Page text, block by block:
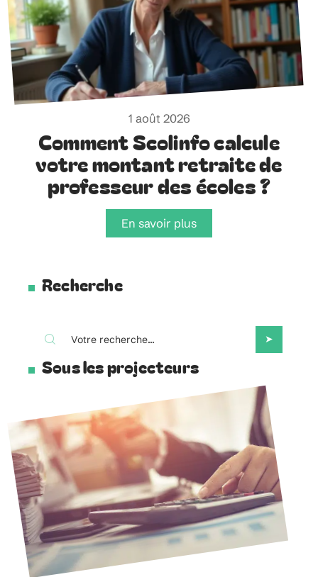
1 août 2026
Comment Scolinfo calcule
votre montant retraite de
professeur des écoles ?
En savoir plus
Recherche
Sous les projecteurs